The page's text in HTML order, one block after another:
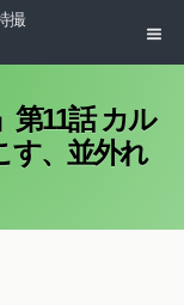
撮
第11話 カル
す、並外れ